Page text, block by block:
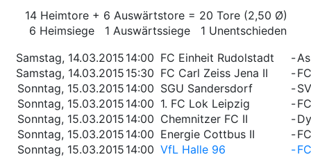
14 Heimtore + 6 Auswärtstore = 20 Tore (2,50 Ø)
6 Heimsiege 1 Auswärtssiege 1 Unentschieden
Samstag, 14.03.2015 14:00 FC Einheit Rudolstadt -
Samstag, 14.03.2015 15:30 FC Carl Zeiss Jena II -
Sonntag, 15.03.2015 14:00 SGU Sandersdorf -
Sonntag, 15.03.2015 14:00 1. FC Lok Leipzig -
Sonntag, 15.03.2015 14:00 Chemnitzer FC II -
Sonntag, 15.03.2015 14:00 Energie Cottbus II -
Sonntag, 15.03.2015 14:00 VfL Halle 96 -